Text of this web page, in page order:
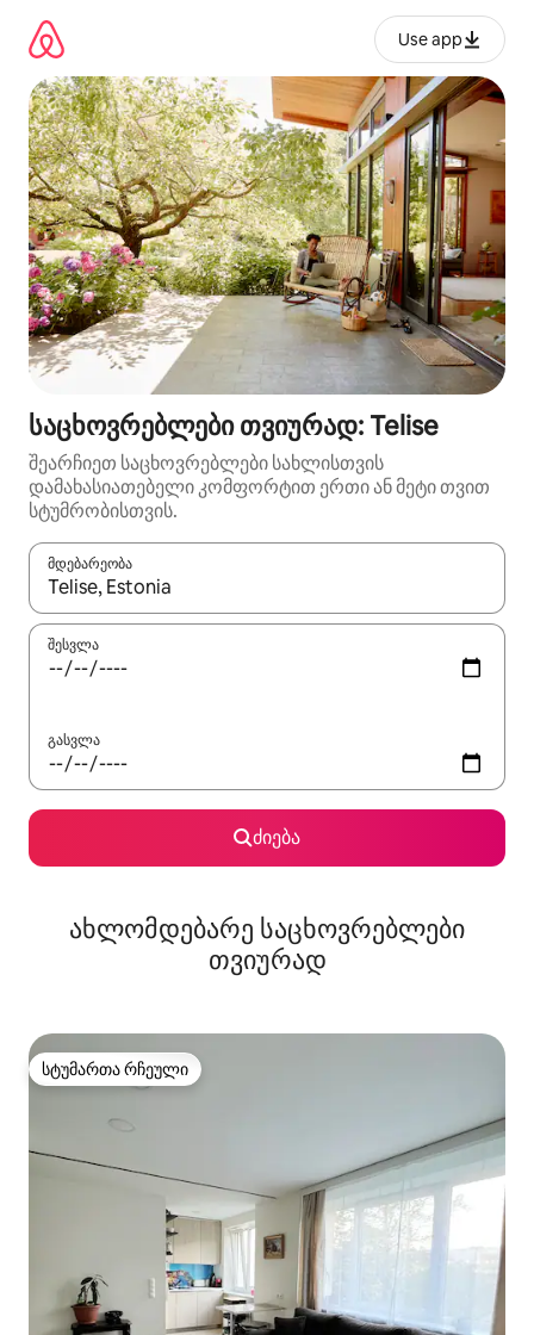
გადასვლა
Use app
საცხოვრებლები თვიურად: Telise
შეარჩიეთ საცხოვრებლები სახლისთვის
დამახასიათებელი კომფორტით ერთი ან მეტი თვით
სტუმრობისთვის.
მდებარეობა
როცა შედეგები ხელმისაწვდომი გახდება, ნავიგაციისთვის
შესვლა
გასვლა
ძიება
ახლომდებარე საცხოვრებლები
თვიურად
სტუმართა რჩეული
სტუმართა რჩეული